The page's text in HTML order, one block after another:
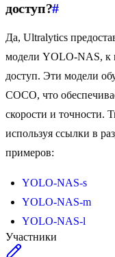
доступ?#
Да, Ultralytics
модели YOLO-NAS, к
доступ. Эти модели
COCO, что
скорости и точности.
используя ссылки в
примеров:
YOLO-NAS-s
YOLO-NAS-m
YOLO-NAS-l
Участники